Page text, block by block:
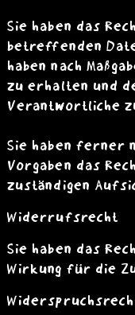
Sie haben das
betreffenden
haben nach
zu erhalten und
Verantwortliche
Sie haben ferner
Vorgaben das
zuständigen
Widerrufsrecht
Sie haben das
Wirkung für die